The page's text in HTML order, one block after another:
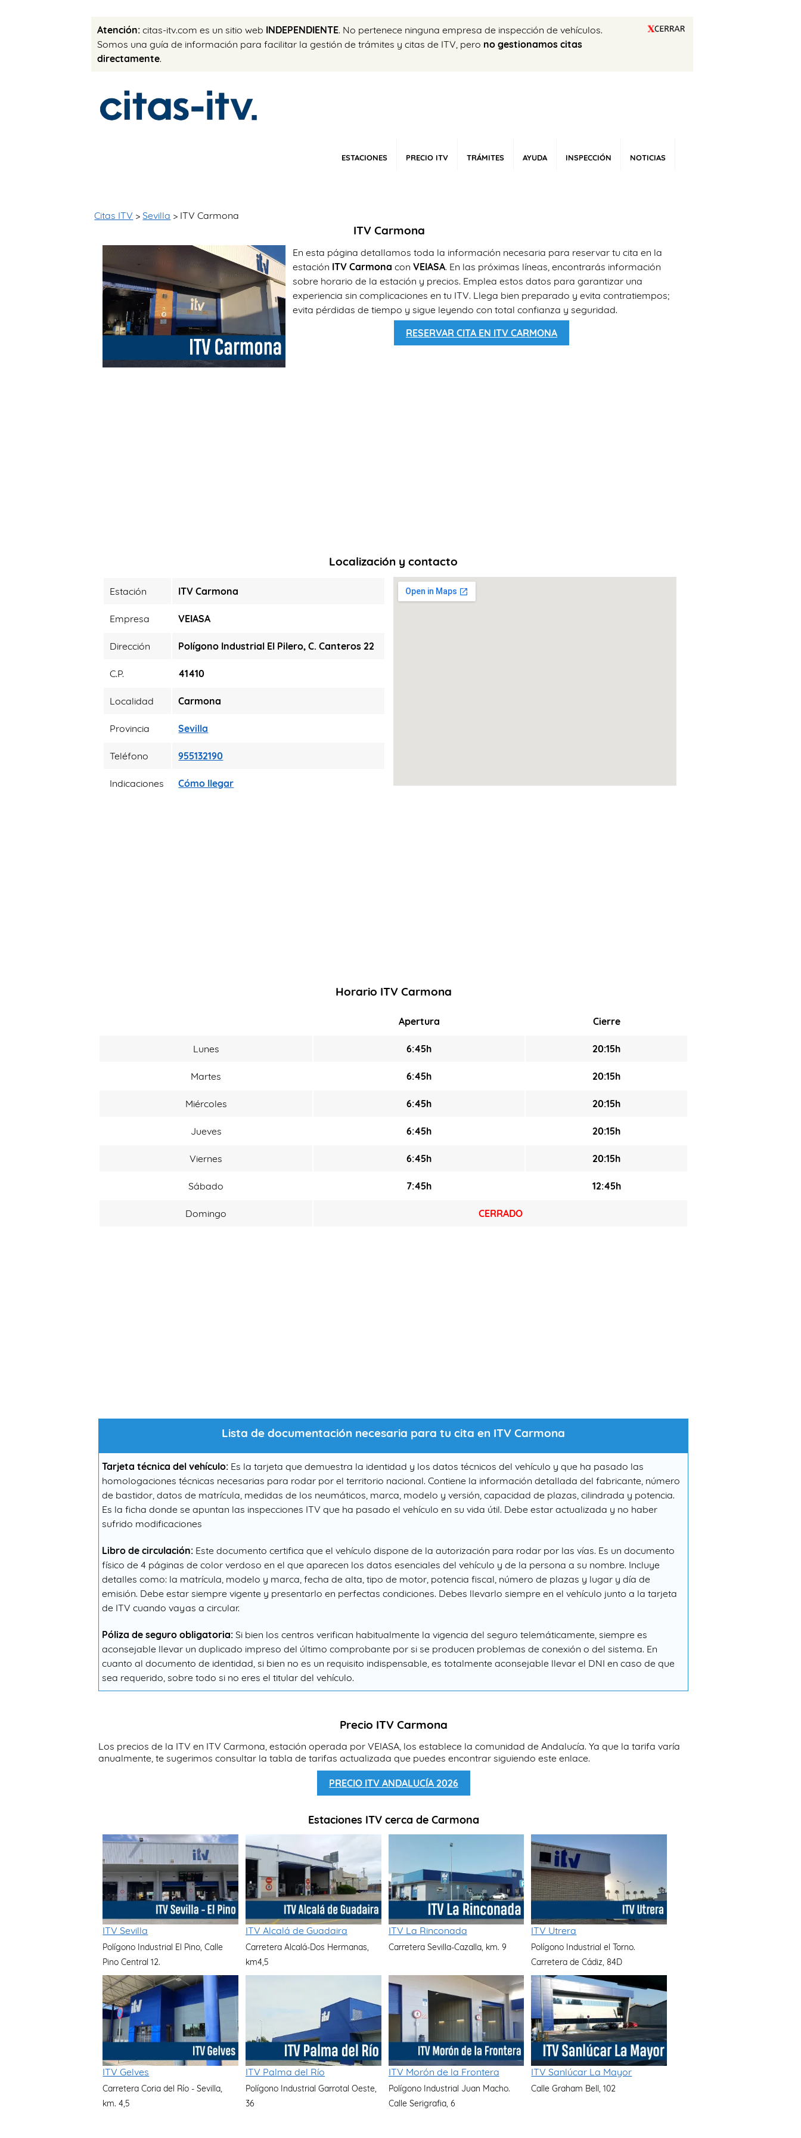
Atención: citas-itv.com es un sitio web INDEPENDIENTE. No pertenece ninguna empresa de inspección de vehículos.
Somos una guía de información para facilitar la gestión de trámites y citas de ITV, pero no gestionamos citas
directamente.
ESTACIONES PRECIO ITV TRÁMITES AYUDA INSPECCIÓN NOTICIAS
Citas ITV >Sevilla > ITV Carmona
ITV Carmona
En esta página detallamos toda la información necesaria para reservar tu cita en la
estación ITV Carmona conVEIASA. En las próximas líneas, encontrarás información
sobre horario de la estación y precios. Emplea estos datos para garantizar una
experiencia sin complicaciones en tu ITV. Llega bien preparado y evita contratiempos;
evita pérdidas de tiempo y sigue leyendo con total confianza y seguridad.
RESERVAR CITA EN ITV CARMONA
Localización y contacto
Estación ITV Carmona
Empresa VEIASA
Dirección Polígono Industrial El Pilero, C. Canteros 22
C.P. 41410
Localidad Carmona
Provincia Sevilla
Teléfono 955132190
Indicaciones Cómo llegar
Horario ITV Carmona
Apertura Cierre
Lunes 6:45h 20:15h
Martes 6:45h 20:15h
Miércoles 6:45h 20:15h
Jueves 6:45h 20:15h
Viernes 6:45h 20:15h
Sábado 7:45h 12:45h
Domingo CERRADO
Lista de documentación necesaria para tu cita en ITV Carmona
Tarjeta técnica del vehículo: Es la tarjeta que demuestra la identidad y los datos técnicos del vehículo y que ha pasado las
homologaciones técnicas necesarias para rodar por el territorio nacional. Contiene la información detallada del fabricante, número
de bastidor, datos de matrícula, medidas de los neumáticos, marca, modelo y versión, capacidad de plazas, cilindrada y potencia.
Es la ficha donde se apuntan las inspecciones ITV que ha pasado el vehículo en su vida útil. Debe estar actualizada y no haber
sufrido modificaciones
Libro de circulación: Este documento certifica que el vehículo dispone de la autorización para rodar por las vías. Es un documento
físico de 4 páginas de color verdoso en el que aparecen los datos esenciales del vehículo y de la persona a su nombre. Incluye
detalles como: la matrícula, modelo y marca, fecha de alta, tipo de motor, potencia fiscal, número de plazas y lugar y día de
emisión. Debe estar siempre vigente y presentarlo en perfectas condiciones. Debes llevarlo siempre en el vehículo junto a la tarjeta
de ITV cuando vayas a circular.
Póliza de seguro obligatoria: Si bien los centros verifican habitualmente la vigencia del seguro telemáticamente, siempre es
aconsejable llevar un duplicado impreso del último comprobante por si se producen problemas de conexión o del sistema. En
cuanto al documento de identidad, si bien no es un requisito indispensable, es totalmente aconsejable llevar el DNI en caso de que
sea requerido, sobre todo si no eres el titular del vehículo.
Precio ITV Carmona
Los precios de la ITV en ITV Carmona, estación operada por VEIASA, los establece la comunidad de Andalucía. Ya que la tarifa varía
anualmente, te sugerimos consultar la tabla de tarifas actualizada que puedes encontrar siguiendo este enlace.
PRECIO ITV ANDALUCÍA 2026
Estaciones ITV cerca de Carmona
ITV Sevilla
Polígono Industrial El Pino, Calle
Pino Central 12.
ITV Alcalá de Guadaira
Carretera Alcalá-Dos Hermanas,
km4,5
ITV La Rinconada
Carretera Sevilla-Cazalla, km. 9
ITV Utrera
Polígono Industrial el Torno.
Carretera de Cádiz, 84D
ITV Gelves
Carretera Coria del Río - Sevilla,
km. 4,5
ITV Palma del Río
Polígono Industrial Garrotal Oeste,
36
ITV Morón de la Frontera
Polígono Industrial Juan Macho.
Calle Serigrafia, 6
ITV Sanlúcar La Mayor
Calle Graham Bell, 102